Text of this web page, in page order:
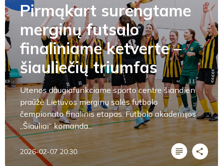
Pirmąkart surengtame
merginų futsalo
finaliniame ketverte –
šiauliečių triumfas
Utenos daugiafunkciame sporto centre šiandien
praūžė Lietuvos merginų salės futbolo
čempionato finalinis etapas. Futbolo akademijos
„Šiauliai“ komanda...
2026-02-07 20:30